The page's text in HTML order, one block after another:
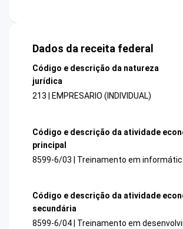
Dados da receita federal
Código e descrição da natureza
jurídica
213 | EMPRESARIO (INDIVIDUAL)
Código e descrição da atividade
principal
8599-6/03 | Treinamento em
Código e descrição da atividade
secundária
8599-6/04 | Treinamento em